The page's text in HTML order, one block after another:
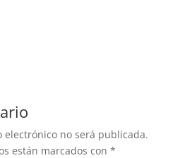
electrónico no será publicada.
están marcados con *